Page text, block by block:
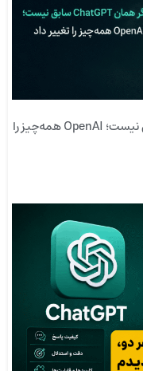
چت جی پی تی دیگر همان ChatGPT سابق نیست؛ OpenAI همه‌چیز را